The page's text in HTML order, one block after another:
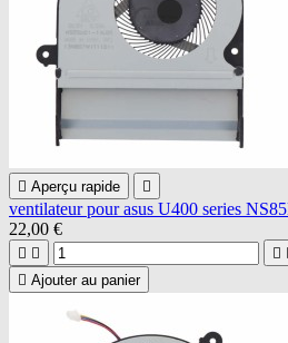
 Aperçu rapide 
ventilateur pour asus U400 series
22,00 €
  
 Ajouter au panier